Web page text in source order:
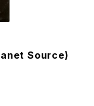
Source)